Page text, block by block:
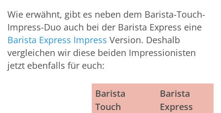
Wie erwähnt, gibt es neben dem Barista-Touch-
Impress-Duo auch bei der Barista Express eine
Barista Express Impress Version. Deshalb
vergleichen wir diese beiden Impressionisten
jetzt ebenfalls für euch:
Barista
Touch
Barista
Express